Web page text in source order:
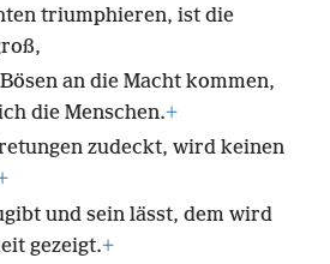
triumphieren, ist die
an die Macht kommen,
die Menschen.+
zudeckt, wird keinen
und sein lässt, dem wird
gezeigt.+